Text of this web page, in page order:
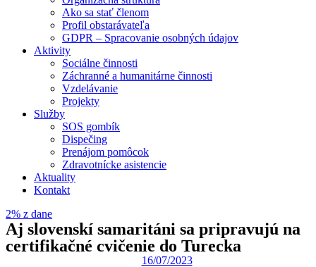
Ako sa stať členom
Profil obstarávateľa
GDPR – Spracovanie osobných údajov
Aktivity
Sociálne činnosti
Záchranné a humanitárne činnosti
Vzdelávanie
Projekty
Služby
SOS gombík
Dispečing
Prenájom pomôcok
Zdravotnícke asistencie
Aktuality
Kontakt
2% z dane
Aj slovenskí samaritáni sa pripravujú na
certifikačné cvičenie do Turecka
16/07/2023